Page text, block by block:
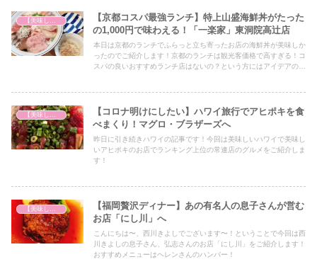
【京都コスパ最強ランチ】特上山盛海鮮丼がたった
の1,000円で味わえる！「一楽家」東洞院高辻店
本日は京都のランチでふらっと立ち寄ったお店の海鮮丼が美味しか
ったのでご紹介します！京都のランチは観光客価格で高すぎる！コ
スパの良いおすすめランチ店はないの？という方にはアイデアのひ
【コロナ明けにしたい】ハワイ旅行でアヒポキを食
べまくり！マグロ・ブラザーズへ
昨日に引き続きハワイの記事です！今回は美味しいハワイで美味し
いアヒポキのお店でランキング上位の常連店のグルメをご紹介しま
す！
【福岡贅沢ディナー】あの有名人の息子さんが営む
お店「にし川」へ
こんにちは〜、西川きよしでございます〜！ということで今回は西
川きよしの息子さん、弘志さんのお店「にし川」をご紹介します！
おすすめメニューはヘレンさんのハンバー！